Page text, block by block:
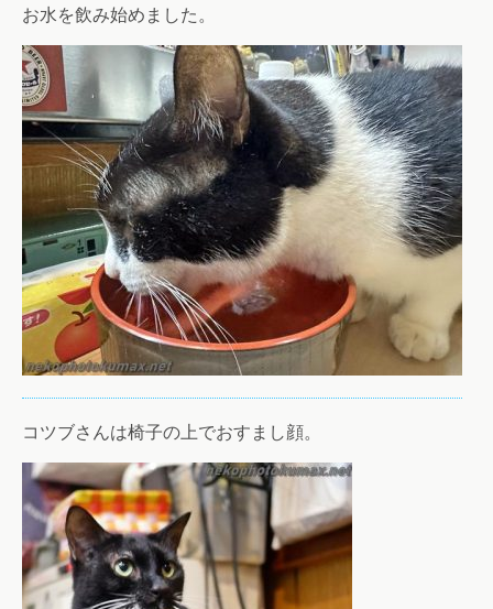
お水を飲み始めました。
コツブさんは椅子の上でおすまし顔。